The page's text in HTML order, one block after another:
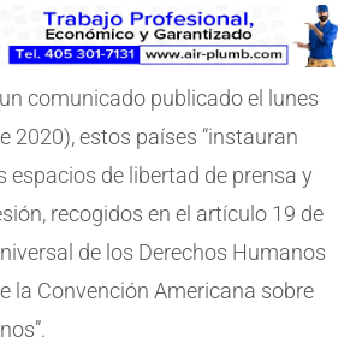
comunicado publicado el lunes
2020), estos países “instauran
espacios de libertad de prensa y
recogidos en el artículo 19 de
de los Derechos Humanos
la Convención Americana sobre